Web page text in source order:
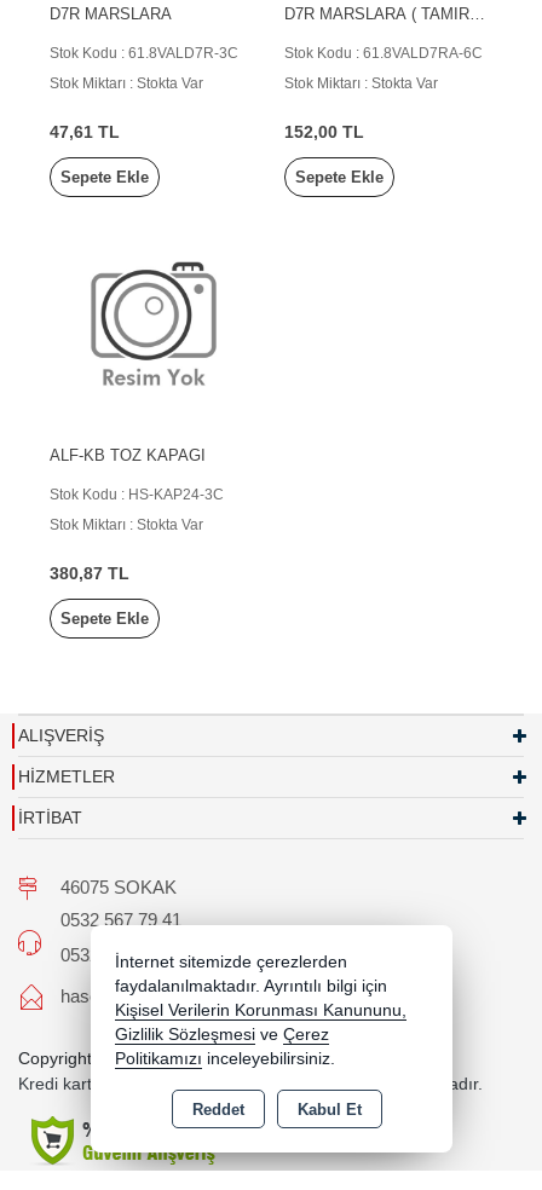
D7R MARSLARA
Stok Kodu : 61.8VALD7R-3C
Stok Miktarı : Stokta Var
47,61 TL
Sepete Ekle
D7R MARSLARA ( TAMIR
Stok Kodu : 61.8VALD7RA-6C
Stok Miktarı : Stokta Var
152,00 TL
Sepete Ekle
ALF-KB TOZ KAPAGI
Stok Kodu : HS-KAP24-3C
Stok Miktarı : Stokta Var
380,87 TL
Sepete Ekle
ALIŞVERİŞ
HİZMETLER
İRTİBAT
46075 SOKAK
0532 567 79 41
0532 567 79 41
hascaroto@hotmail.com
Copyright 2026 hascaroto.com - Tüm hakları saklıdır.
Kredi kartı bilgileriniz 256bit SSL sertifikası ile korunmaktadır.
İnternet sitemizde çerezlerden
faydalanılmaktadır. Ayrıntılı bilgi için
Kişisel Verilerin Korunması Kanununu,
Gizlilik Sözleşmesi ve Çerez
Politikamızı inceleyebilirsiniz.
Reddet Kabul Et